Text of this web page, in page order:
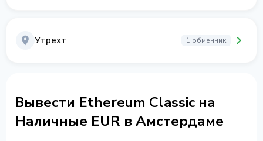
Утрехт 1 обменник
Вывести Ethereum Classic на
Наличные EUR в Амстердаме